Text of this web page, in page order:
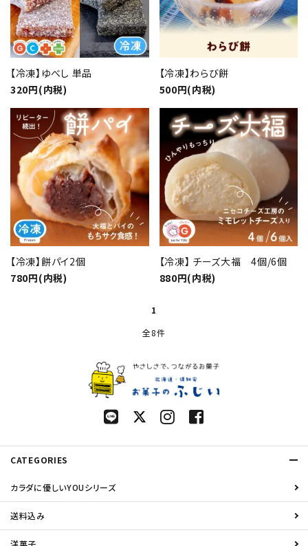
【冷凍】ゆべし 単品
320円(内税)
【冷凍】わらび餅
500円(内税)
【冷凍】餅パイ2個
780円(内税)
【冷凍】 チーズ大福 4個/6個
880円(内税)
1
全8件
検索する
CATEGORIES
カラダに優しいYOUシリーズ
送料込み